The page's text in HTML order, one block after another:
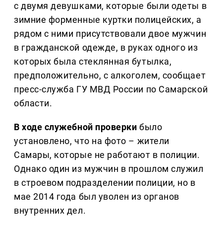
с двумя девушками, которые были одеты в
зимние форменные куртки полицейских, а
рядом с ними присутствовали двое мужчин
в гражданской одежде, в руках одного из
которых была стеклянная бутылка,
предположительно, с алкоголем, сообщает
пресс-служба ГУ МВД России по Самарской
области.
В ходе служебной проверки было
установлено, что на фото – жители
Самары, которые не работают в полиции.
Однако один из мужчин в прошлом служил
в строевом подразделении полиции, но в
мае 2014 года был уволен из органов
внутренних дел.